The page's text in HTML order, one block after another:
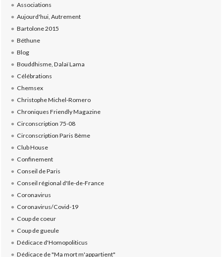
Associations
Aujourd'hui, Autrement
Bartolone 2015
Béthune
Blog
Bouddhisme, Dalaï Lama
Célébrations
Chemsex
Christophe Michel-Romero
Chroniques Friendly Magazine
Circonscription 75-08
Circonscription Paris 8ème
Club House
Confinement
Conseil de Paris
Conseil régional d'Ile-de-France
Coronavirus
Coronavirus/Covid-19
Coup de coeur
Coup de gueule
Dédicace d'Homopoliticus
Dédicace de "Ma mort m'appartient"